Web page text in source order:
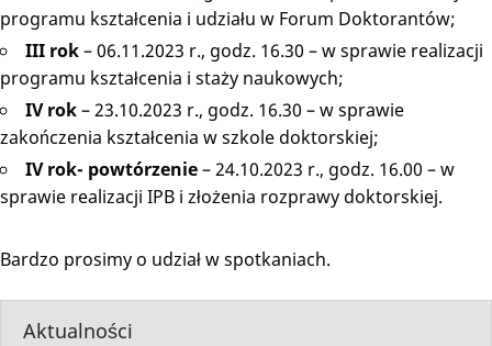
Aktualności
programu kształcenia i udziału w Forum Doktorantów;
III rok– 06.11.2023 r., godz. 16.30 – w sprawie realizacji
programu kształcenia i staży naukowych;
IV rok– 23.10.2023 r., godz. 16.30 – w sprawie
zakończenia kształcenia w szkole doktorskiej;
IV rok- powtórzenie– 24.10.2023 r., godz. 16.00 – w
sprawie realizacji IPB i złożenia rozprawy doktorskiej.
Bardzo prosimy o udział w spotkaniach.